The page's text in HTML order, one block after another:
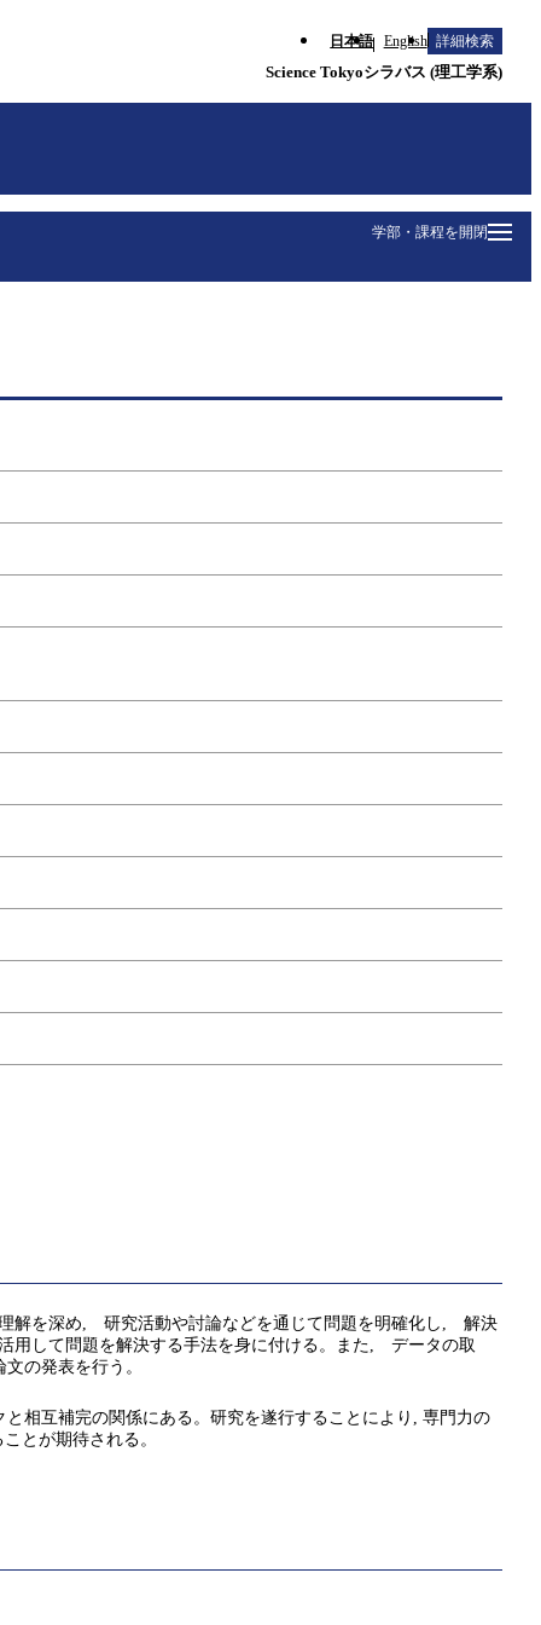
日本語 English 詳細検索
Science Tokyoシラバス (理工学系)
学部・課程を開閉
解を深め, 研究活動や討論などを通じて問題を明確化し, 解決
用して問題を解決する手法を身に付ける。また, データの取
の発表を行う。
相互補完の関係にある。研究を遂行することにより, 専門力の
とが期待される。